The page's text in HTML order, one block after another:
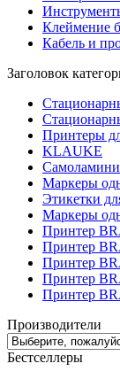
Клеймение
Кабель и
Заголовок
Принтеры
KLAUKE
Маркеры
Этикетки
Маркеры
Принтер
Принтер
Принтер
Принтер
Принтер
Производители
Бестселлеры